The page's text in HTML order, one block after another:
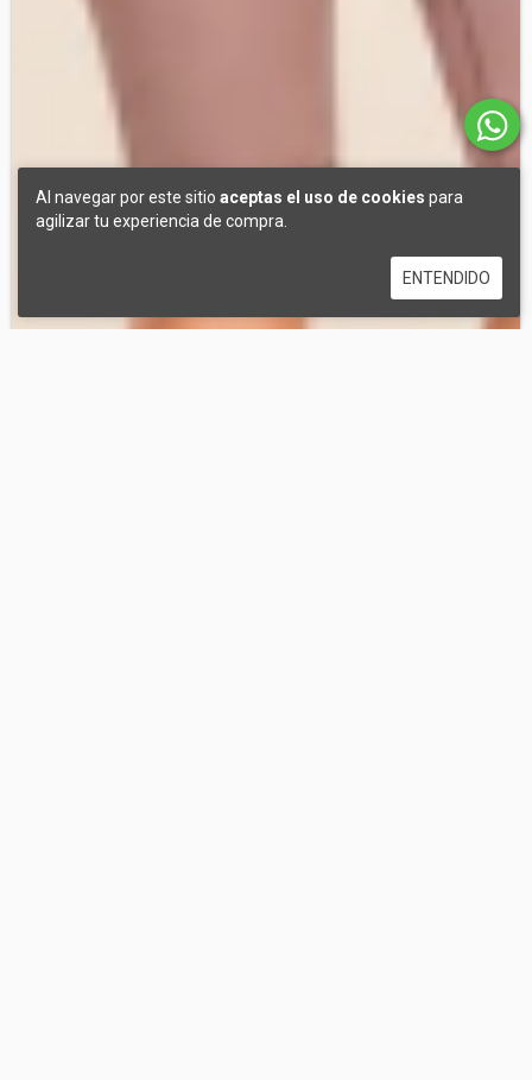
Al navegar por este sitio aceptas el uso de cookies para
agilizar tu experiencia de compra.
ENTENDIDO